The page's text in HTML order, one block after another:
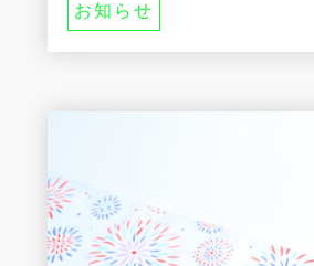
お知らせ